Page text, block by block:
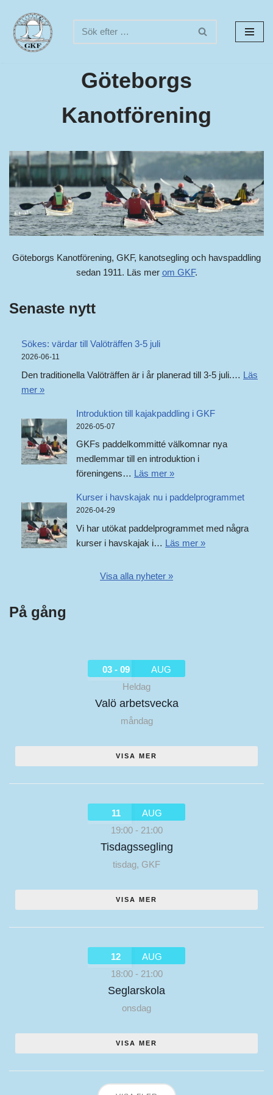
Hoppa
till
Göteborgs
Kanotförening
Göteborgs Kanotförening, GKF, kanotsegling och havspaddling
sedan 1911. Läs mer om GKF.
Senaste nytt
Sökes: värdar till Valöträffen 3-5 juli
2026-06-11
Den traditionella Valöträffen är i år planerad till 3-5 juli.… Läs
mer »
Introduktion till kajakpaddling i GKF
2026-05-07
GKFs paddelkommitté välkomnar nya
medlemmar till en introduktion i
föreningens… Läs mer »
Kurser i havskajak nu i paddelprogrammet
2026-04-29
Vi har utökat paddelprogrammet med några
kurser i havskajak i… Läs mer »
Visa alla nyheter »
På gång
03 - 09
AUG
Heldag
Valö arbetsvecka
måndag
VISA MER
11
AUG
19:00- 21:00
Tisdagssegling
tisdag, GKF
VISA MER
12
AUG
18:00- 21:00
Seglarskola
onsdag
VISA MER